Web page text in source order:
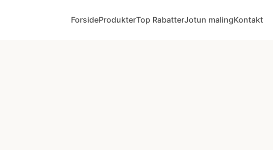
ForsideProdukterTop RabatterJotun malingKontakt